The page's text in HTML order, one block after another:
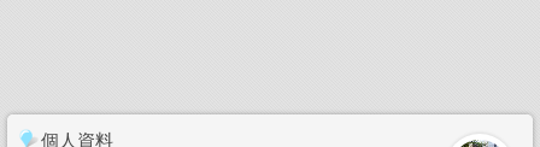
個人資料